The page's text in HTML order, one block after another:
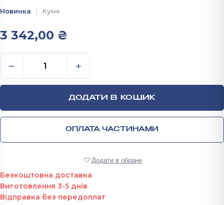
Новинка Кухнi
3 342,00 ₴
− +
ДОДАТИ В КОШИК
ОПЛАТА ЧАСТИНАМИ
Додати в обране
Безкоштовна доставка
Виготовлення 3-5 днів
Відправка без передоплат